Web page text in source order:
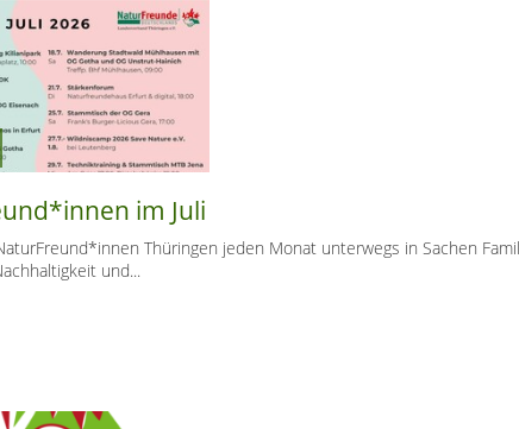
im Juli
Thüringen jeden Monat unterwegs in Sachen
und...